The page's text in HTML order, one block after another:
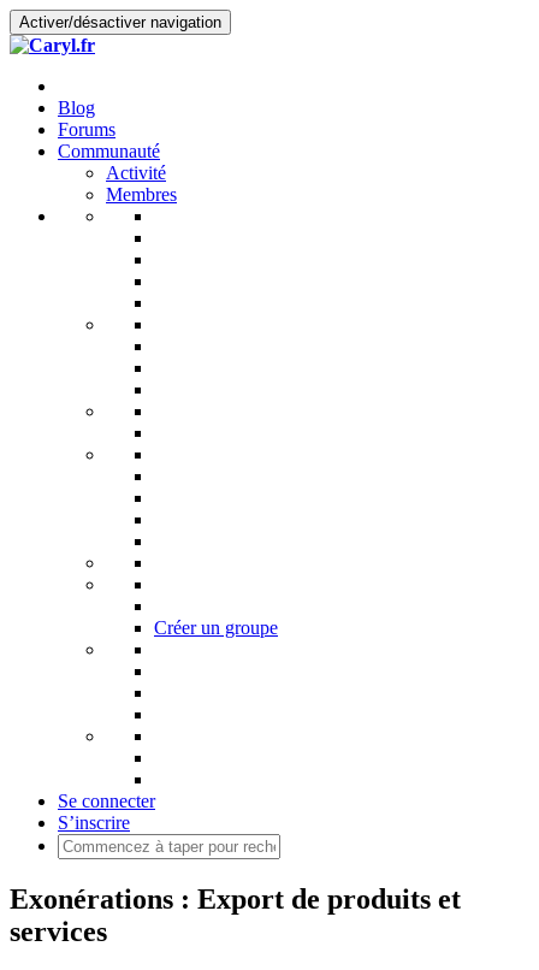
Activer/désactiver navigation
Blog
Forums
Communauté
Activité
Membres
Créer un groupe
Se connecter
S’inscrire
Exonérations : Export de produits et
services